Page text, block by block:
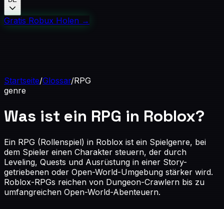
Gratis Robux Holen →
Startseite/Glossar/RPG
genre
Was ist ein RPG in Roblox?
Ein RPG (Rollenspiel) in Roblox ist ein Spielgenre, bei
dem Spieler einen Charakter steuern, der durch
Leveling, Quests und Ausrüstung in einer Story-
getriebenen oder Open-World-Umgebung stärker wird.
Roblox-RPGs reichen von Dungeon-Crawlern bis zu
umfangreichen Open-World-Abenteuern.